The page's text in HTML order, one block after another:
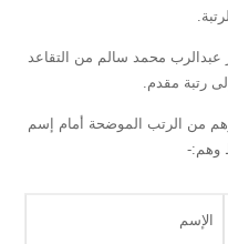
رقم (48779 ) منصور عبدالرب محمد سالم من التقاعد
رتبة مقدم.
من الرتب الموضحة أمام إسم
الإسم